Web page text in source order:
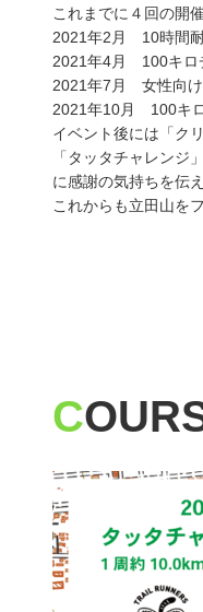
伴走者は1名につ
ご希望の方はキ
2022/2/17
参加資格の一部変
大会参加資格の
2022/2/16
webサイトがオ
皆様のご参加を
これまでに４回の開
2021年2月 10時間
2021年4月 100キロ
2021年7月 女性向け
2021年10月 100キ
イベント後には「ク
「タッタチャレンジ
に感謝の気持ちを伝
これからも立田山を
C